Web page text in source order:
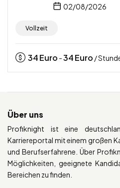
02/08/2026
Vollzeit
34Euro -34Euro /
Über uns
Profiknight ist eine
Karriereportal mit einem großen
und Berufserfahrene. Über
Möglichkeiten, geeignete
Bereichen zu finden.